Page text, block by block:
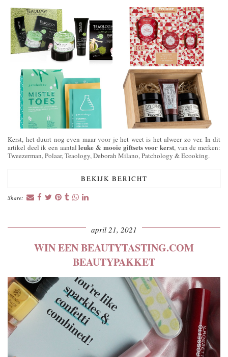
Kerst, het duurt nog even maar voor je het weet is het alweer zo ver. In dit
artikel deel ik een aantal leuke & mooie giftsets voor kerst, van de merken:
Tweezerman, Polaar, Teaology, Deborah Milano, Patchology & Ecooking.
BEKIJK BERICHT
Share:
april 21, 2021
WIN EEN BEAUTYTASTING.COM
BEAUTYPAKKET